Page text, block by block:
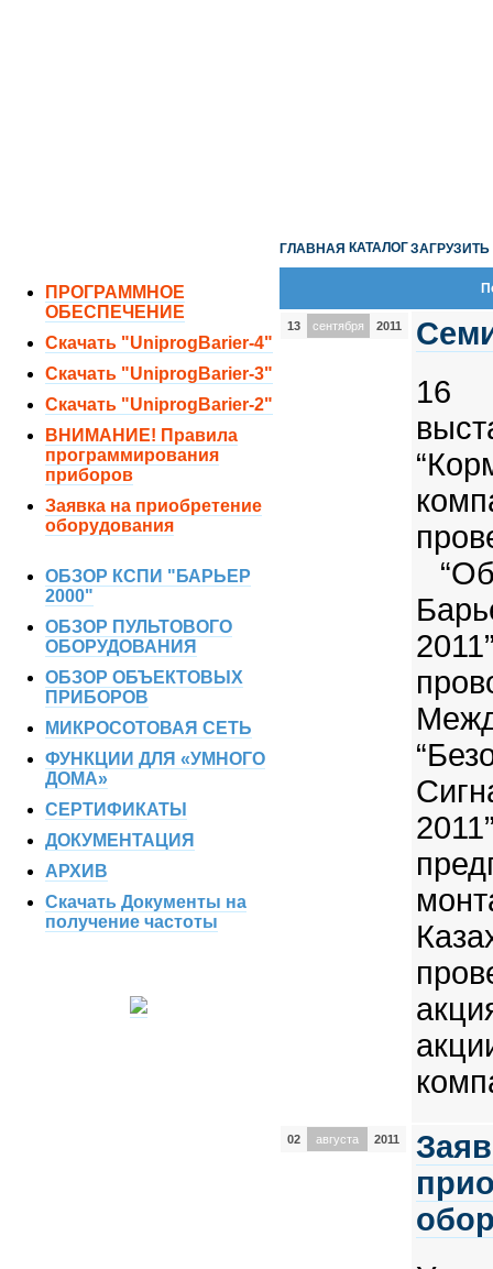
ПРОГРАММНОЕ
ОБЕСПЕЧЕНИЕ
Скачать "UniprogBarier-4"
Скачать "UniprogBarier-3"
Скачать "UniprogBarier-2"
ВНИМАНИЕ! Правила
программирования
приборов
Заявка на приобретение
оборудования
ОБЗОР КСПИ "БАРЬЕР
2000"
ОБЗОР ПУЛЬТОВОГО
ОБОРУДОВАНИЯ
ОБЗОР ОБЪЕКТОВЫХ
ПРИБОРОВ
МИКРОСОТОВАЯ СЕТЬ
ФУНКЦИИ ДЛЯ «УМНОГО
ДОМА»
СЕРТИФИКАТЫ
ДОКУМЕНТАЦИЯ
АРХИВ
Скачать Документы на
получение частоты
ГЛАВНАЯ КАТАЛОГЗАГРУЗИТЬ
13 сентября 2011
16
02 августа 2011